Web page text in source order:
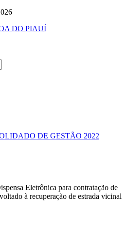
LAGOA DO PIAUÍ
DE GESTÃO 2022
Eletrônica para contratação de
à recuperação de estrada vicinal